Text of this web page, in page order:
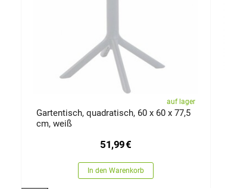
auf lager
Gartentisch, quadratisch, 60 x 60 x 77,5
cm, weiß
51,99€
In den Warenkorb